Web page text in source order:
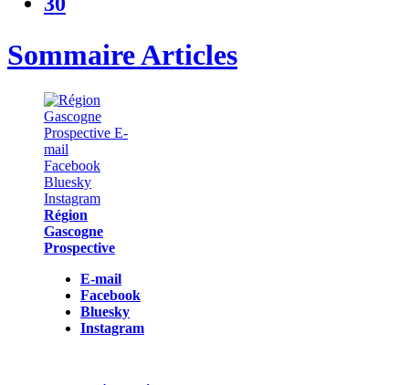
Sommaire Articles
Région
Gascogne
Prospective
E-mail
Facebook
Bluesky
Instagram